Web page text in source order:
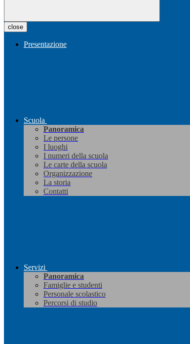
close
Presentazione
Scuola
Panoramica
Le persone
I luoghi
I numeri della scuola
Le carte della scuola
Organizzazione
La storia
Contatti
Servizi
Panoramica
Famiglie e studenti
Personale scolastico
Percorsi di studio